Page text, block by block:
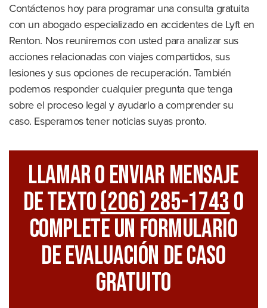
Contáctenos hoy para programar una consulta gratuita
con un abogado especializado en accidentes de Lyft en
Renton. Nos reuniremos con usted para analizar sus
acciones relacionadas con viajes compartidos, sus
lesiones y sus opciones de recuperación. También
podemos responder cualquier pregunta que tenga
sobre el proceso legal y ayudarlo a comprender su
caso. Esperamos tener noticias suyas pronto.
Llamar O Enviar Mensaje
De Texto(206) 285-1743O
Complete Un Formulario
De Evaluación De Caso
Gratuito